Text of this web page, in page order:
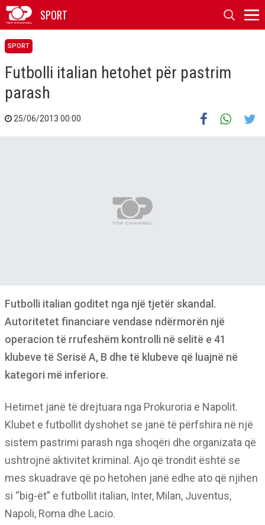
SPORT
SPORT
Futbolli italian hetohet për pastrim
parash
25/06/2013 00:00
Futbolli italian goditet nga një tjetër skandal.
Autoritetet financiare vendase ndërmorën një
operacion të rrufeshëm kontrolli në selitë e 41
klubeve të Serisë A, B dhe të klubeve që luajnë në
kategori më inferiore.
Hetimet janë të drejtuara nga Prokuroria e Napolit.
Klubet e futbollit dyshohet se janë të përfshira në një
sistem pastrimi parash nga shoqëri dhe organizata që
ushtrojnë aktivitet kriminal. Ajo që trondit është se
mes skuadrave që po hetohen janë edhe ato që njihen
si “big-ët” e futbollit italian, Inter, Milan, Juventus,
Napoli, Roma dhe Lacio.